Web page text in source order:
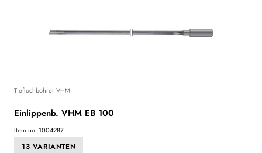
Tieflochbohrer VHM
Einlippenb. VHM EB 100
Item no: 1004287
13 VARIANTEN